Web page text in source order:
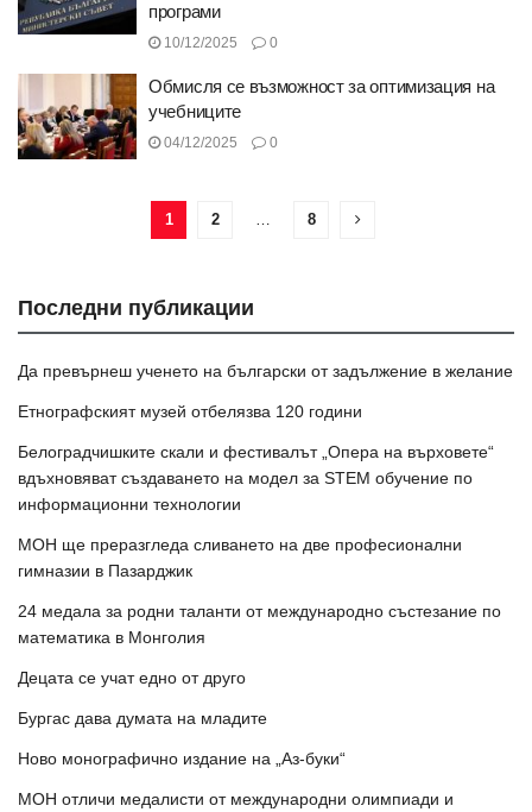
програми
10/12/2025 0
Обмисля се възможност за оптимизация на
учебниците
04/12/2025 0
1 2 8
Последни публикации
Да превърнеш ученето на български от задължение в желание
Етнографският музей отбелязва 120 години
Белоградчишките скали и фестивалът „Опера на върховете“
вдъхновяват създаването на модел за STEM обучение по
информационни технологии
МОН ще преразгледа сливането на две професионални
гимназии в Пазарджик
24 медала за родни таланти от международно състезание по
математика в Монголия
Децата се учат едно от друго
Бургас дава думата на младите
Ново монографично издание на „Аз-буки“
МОН отличи медалисти от международни олимпиади и